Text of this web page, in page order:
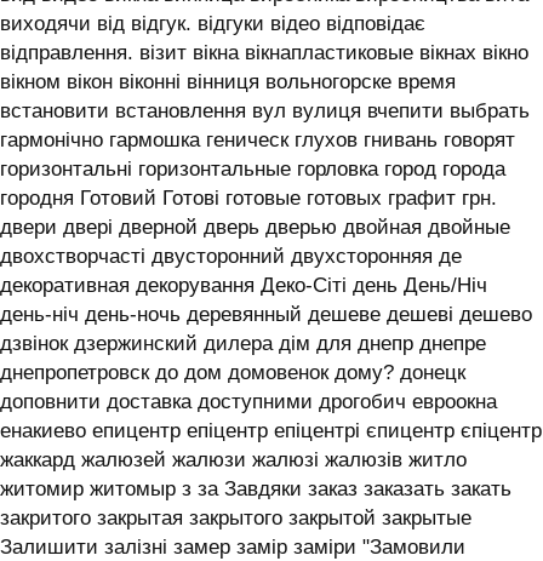
виходячи від відгук. відгуки відео відповідає
відправлення. візит вікна вікнапластиковые вікнах вікно
вікном вікон віконні вінниця вольногорске время
встановити встановлення вул вулиця вчепити выбрать
гармонічно гармошка геническ глухов гнивань говорят
горизонтальні горизонтальные горловка город города
городня Готовий Готові готовые готовых графит грн.
двери двері дверной дверь дверью двойная двойные
двохстворчасті двусторонний двухсторонняя де
декоративная декорування Деко-Сіті день День/Ніч
день-ніч день-ночь деревянный дешеве дешеві дешево
дзвінок дзержинский дилера дім для днепр днепре
днепропетровск до дом домовенок дому? донецк
доповнити доставка доступними дрогобич евроокна
енакиево епицентр епіцентр епіцентрі єпицентр єпіцентр
жаккард жалюзей жалюзи жалюзі жалюзів житло
житомир житомыр з за Завдяки заказ заказать закать
закритого закрытая закрытого закрытой закрытые
Залишити залізні замер замір заміри "Замовили